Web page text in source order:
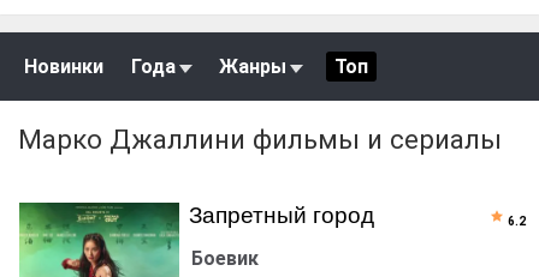
Новинки Года Жанры Топ
Марко Джаллини фильмы и сериалы
Запретный город
Боевик
6.2